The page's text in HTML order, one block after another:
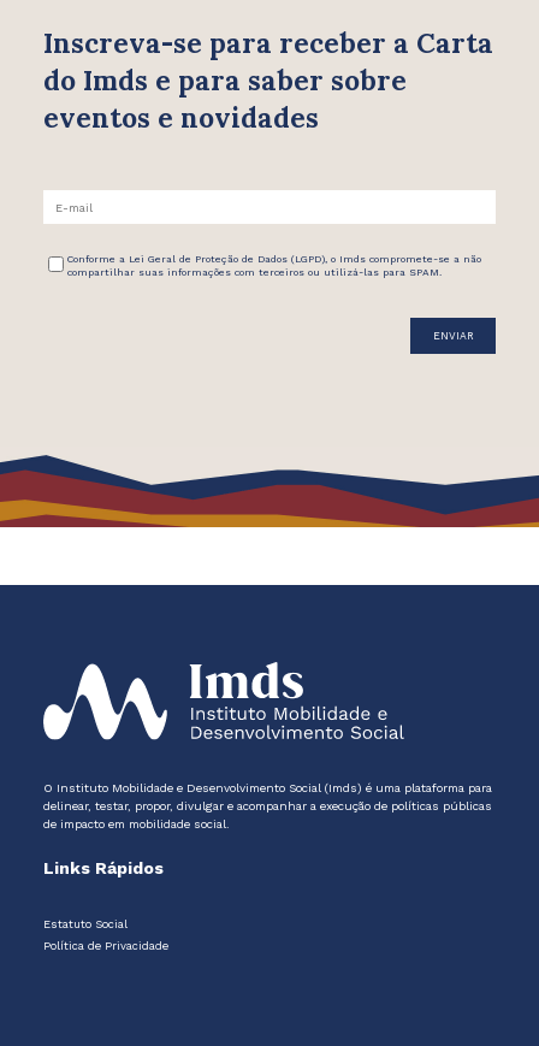
Inscreva-se para receber a Carta
do Imds e para saber sobre
eventos e novidades
Conforme a Lei Geral de Proteção de Dados (LGPD), o Imds compromete-se a não
compartilhar suas informações com terceiros ou utilizá-las para SPAM.
O Instituto Mobilidade e Desenvolvimento Social (Imds) é uma plataforma para
delinear, testar, propor, divulgar e acompanhar a execução de políticas públicas
de impacto em mobilidade social.
Links Rápidos
Estatuto Social
Política de Privacidade